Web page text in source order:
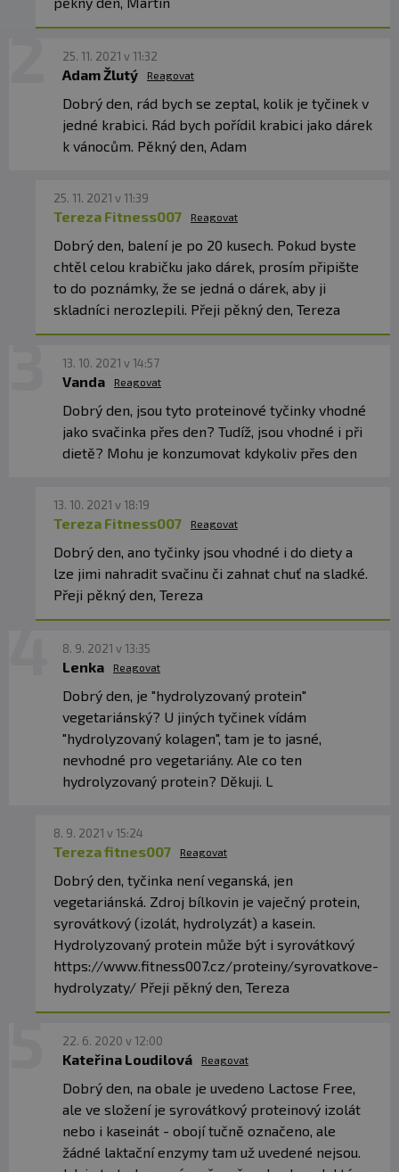
fruktooligosacharidy, kakaový prášek se sníženým
obsahem tuku, extrudovanýsója, kousky čokolády
), kakaový prášek se sníženým obsahem tuku,
přírodní aroma], voda, emulgátor: lecitiny (
aromata, želírující látky (karagenan, chlorid draselný),
konzervant (sorban draselný), antioxidanty (alfa-
Tokoferol), sladidlo (sukralóza).
hydrolyzovaný protein,
mléko),sójovýproteinový izolát], zvlhčovadla [glycerol
(obsahujesóju ), maltitoly], palmový tuk,
fruktooligosacharidy, extrudovanásója, příchutě, kousky
čokolády [sladidlo (maltitols), kakaová hmota, emulgátor:
lecitiny (sója), kakaový prášek se sníženým obsahem
tuku, přírodní aroma], voda, emulgátor: lecitiny (sója
želírující látky (karagenan, chlorid draselný), barviva
(sorban draselný), antioxidant (alfa-tokoferol), sladidlo
(sukralóza).
*Tartrazin: může mít nepříznivý vliv na aktivitu a
pozornost dětí.
Vyrobeno v závodě, který vyrábí mléko, vejce, sóju,
korýše, oxid siřičitý a potraviny obsahující ořechy.
25. 11. 2021 v 11:32
Adam Žlutý Reagovat
Dobrý den, rád bych se zeptal, kolik je tyčinek v
jedné krabici. Rád bych pořídil krabici jako dárek
k vánocům. Pěkný den, Adam
25. 11. 2021 v 11:39
Tereza Fitness007 Reagovat
Dobrý den, balení je po 20 kusech. Pokud byste
chtěl celou krabičku jako dárek, prosím připište
to do poznámky, že se jedná o dárek, aby ji
skladníci nerozlepili. Přeji pěkný den, Tereza
13. 10. 2021 v 14:57
Vanda Reagovat
Dobrý den, jsou tyto proteinové tyčinky vhodné
jako svačinka přes den? Tudíž, jsou vhodné i při
dietě? Mohu je konzumovat kdykoliv přes den
13. 10. 2021 v 18:19
Tereza Fitness007 Reagovat
Dobrý den, ano tyčinky jsou vhodné i do diety a
lze jimi nahradit svačinu či zahnat chuť na sladké.
Přeji pěkný den, Tereza
8. 9. 2021 v 13:35
Lenka Reagovat
Dobrý den, je "hydrolyzovaný protein"
vegetariánský? U jiných tyčinek vídám
"hydrolyzovaný kolagen", tam je to jasné,
nevhodné pro vegetariány. Ale co ten
hydrolyzovaný protein? Děkuji. L
8. 9. 2021 v 15:24
Tereza fitnes007 Reagovat
Dobrý den, tyčinka není veganská, jen
vegetariánská. Zdroj bílkovin je vaječný protein,
syrovátkový (izolát, hydrolyzát) a kasein.
Hydrolyzovaný protein může být i syrovátkový
https://www.fitness007.cz/proteiny/syrovatkove-
hydrolyzaty/ Přeji pěkný den, Tereza
22. 6. 2020 v 12:00
Kateřina Loudilová Reagovat
Dobrý den, na obale je uvedeno Lactose Free,
ale ve složení je syrovátkový proteinový izolát
nebo i kaseinát - obojí tučně označeno, ale
žádné laktační enzymy tam už uvedené nejsou.